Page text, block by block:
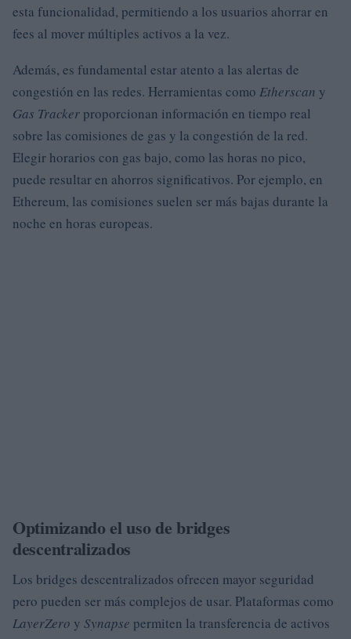
esta funcionalidad, permitiendo a los usuarios ahorrar en
fees al mover múltiples activos a la vez.
Además, es fundamental estar atento a las alertas de
congestión en las redes. Herramientas como Etherscan y
Gas Tracker proporcionan información en tiempo real
sobre las comisiones de gas y la congestión de la red.
Elegir horarios con gas bajo, como las horas no pico,
puede resultar en ahorros significativos. Por ejemplo, en
Ethereum, las comisiones suelen ser más bajas durante la
noche en horas europeas.
Optimizando el uso de bridges
descentralizados
Los bridges descentralizados ofrecen mayor seguridad
pero pueden ser más complejos de usar. Plataformas como
LayerZero y Synapse permiten la transferencia de activos